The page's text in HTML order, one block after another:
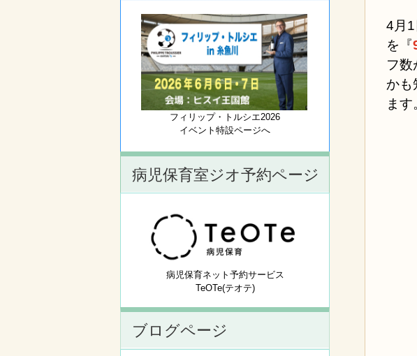
4月
を『
フ数
かも
ます
フィリップ・トルシエ2026
イベント特設ページへ
病児保育室ジオ予約ページ
病児保育ネット予約サービス
TeOTe(テオテ)
ブログページ